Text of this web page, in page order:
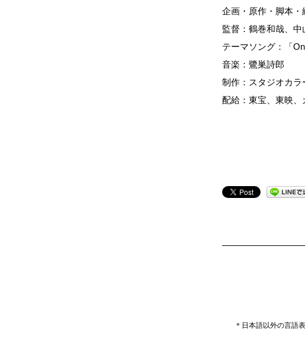
企画・原作・脚本・
監督：鶴巻和哉、
テーマソング：「
音楽：鷺巣詩郎
制作：スタジオカラ
配給：東宝、東映、
＊日本語以外の言語